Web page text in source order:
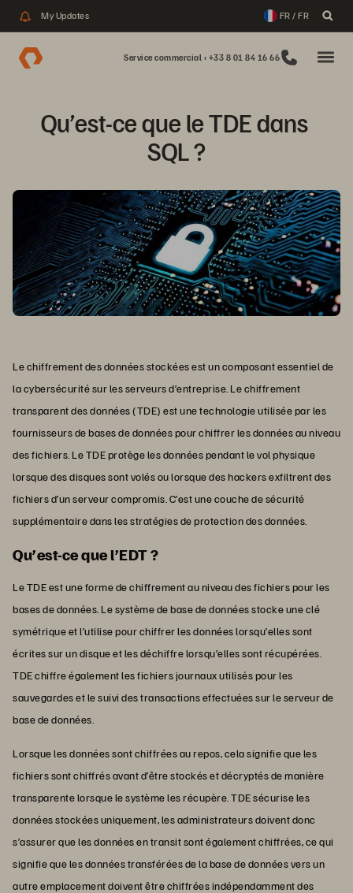
My Updates FR / FR
Service commercial : +33 8 01 84 16 66
Qu’est-ce que le TDE dans
SQL ?
Le chiffrement des données stockées est un composant essentiel de
la cybersécurité sur les serveurs d’entreprise. Le chiffrement
transparent des données (TDE) est une technologie utilisée par les
fournisseurs de bases de données pour chiffrer les données au niveau
des fichiers. Le TDE protège les données pendant le vol physique
lorsque des disques sont volés ou lorsque des hackers exfiltrent des
fichiers d’un serveur compromis. C’est une couche de sécurité
supplémentaire dans les stratégies de protection des données.
Qu’est-ce que l’EDT ?
Le TDE est une forme de chiffrement au niveau des fichiers pour les
bases de données. Le système de base de données stocke une clé
symétrique et l’utilise pour chiffrer les données lorsqu’elles sont
écrites sur un disque et les déchiffre lorsqu’elles sont récupérées.
TDE chiffre également les fichiers journaux utilisés pour les
sauvegardes et le suivi des transactions effectuées sur le serveur de
base de données.
Lorsque les données sont chiffrées au repos, cela signifie que les
fichiers sont chiffrés avant d’être stockés et décryptés de manière
transparente lorsque le système les récupère. TDE sécurise les
données stockées uniquement, les administrateurs doivent donc
s’assurer que les données en transit sont également chiffrées, ce qui
signifie que les données transférées de la base de données vers un
autre emplacement doivent être chiffrées indépendamment des